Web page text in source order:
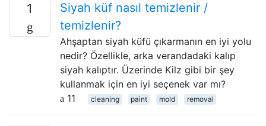
1
Siyah küf nasıl temizlenir /
temizlenir?
Ahşaptan siyah küfü çıkarmanın en iyi yolu
nedir? Özellikle, arka verandadaki kalıp
siyah kalıptır. Üzerinde Kilz gibi bir şey
kullanmak için en iyi seçenek var mı?
11
cleaning paint mold removal